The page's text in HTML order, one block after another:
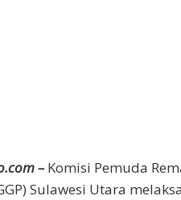
– Komisi Pemuda
Sulawesi Utara